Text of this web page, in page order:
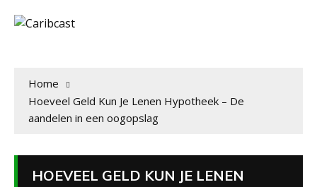
Home
Hoeveel Geld Kun Je Lenen Hypotheek – De
aandelen in een oogopslag
HOEVEEL GELD KUN JE LENEN